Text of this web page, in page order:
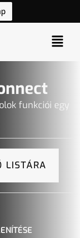
funkciói egy
LISTÁRA